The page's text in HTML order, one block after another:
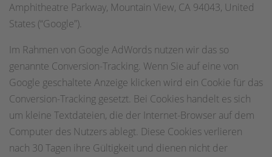
Amphitheatre Parkway, Mountain View, CA 94043, United
States (“Google”).
Im Rahmen von Google AdWords nutzen wir das so
genannte Conversion-Tracking. Wenn Sie auf eine von
Google geschaltete Anzeige klicken wird ein Cookie für das
Conversion-Tracking gesetzt. Bei Cookies handelt es sich
um kleine Textdateien, die der Internet-Browser auf dem
Computer des Nutzers ablegt. Diese Cookies verlieren
nach 30 Tagen ihre Gültigkeit und dienen nicht der